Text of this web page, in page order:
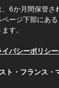
6か月間保管さ
ページ下部にあ
す。
バシーポリシ
ト・フランス・